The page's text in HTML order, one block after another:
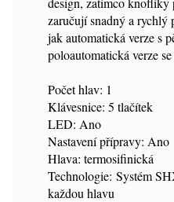
zaručují snadný a
jak automatická verze s
poloautomatická verze
Počet hlav: 1
Klávesnice: 5 tlačítek
LED: Ano
Nastavení přípravy: Ano
Hlava: termosifinická
Technologie: Systém
každou hlavu